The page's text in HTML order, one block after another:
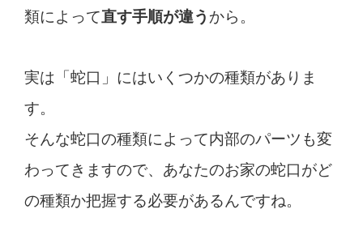
類によって直す手順が違うから。
実は「蛇口」にはいくつかの種類がありま
す。
そんな蛇口の種類によって内部のパーツも変
わってきますので、あなたのお家の蛇口がど
の種類か把握する必要があるんですね。